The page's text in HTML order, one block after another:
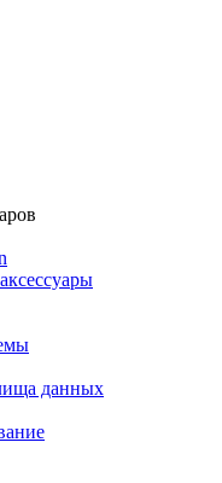
данных